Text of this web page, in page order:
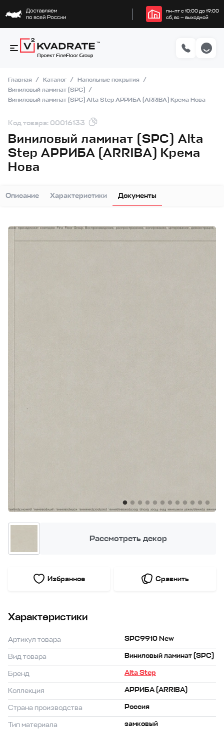
пн–пт с 10:00 до 19:00
сб, вс — выходной
Главная Каталог
Напольные покрытия
Виниловый ламинат (SPC)
Виниловый ламинат (SPC) Alta Step АРРИБА (ARRIBA) Крема Нова
Код товара: 00016133
Виниловый ламинат (SPC) Alta
Step АРРИБА (ARRIBA) Крема
Нова
Описание Характеристики Документы
Рассмотреть декор
Избранное Сравнить
Характеристики
Артикул товара SPC9910 New
Вид товара Виниловый ламинат (SPC)
Бренд Alta Step
Коллекция АРРИБА (ARRIBA)
Страна производства Россия
Тип материала замковый